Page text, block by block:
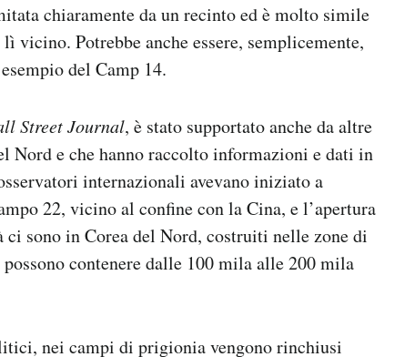
chiaramente da un recinto ed è molto simile
Potrebbe anche essere, semplicemente,
del Camp 14.
Street Journal, è stato supportato anche da altre
Nord e che hanno raccolto informazioni e dati in
internazionali avevano iniziato a
22, vicino al confine con la Cina, e l’apertura
sono in Corea del Nord, costruiti nelle zone di
contenere dalle 100 mila alle 200 mila
nei campi di prigionia vengono rinchiusi